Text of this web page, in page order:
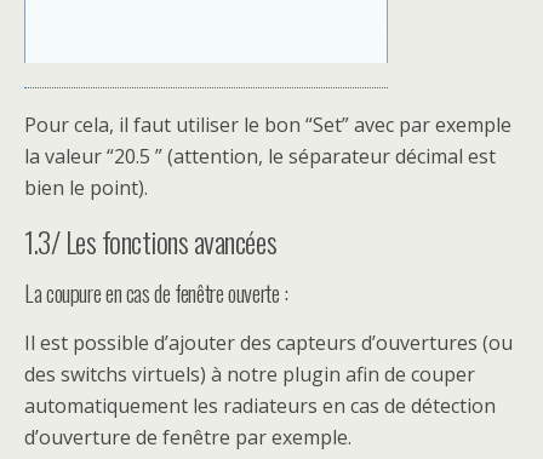
Pour cela, il faut utiliser le bon “Set” avec par exemple
la valeur “20.5 ” (attention, le séparateur décimal est
bien le point).
1.3/ Les fonctions avancées
La coupure en cas de fenêtre ouverte :
Il est possible d’ajouter des capteurs d’ouvertures (ou
des switchs virtuels) à notre plugin afin de couper
automatiquement les radiateurs en cas de détection
d’ouverture de fenêtre par exemple.